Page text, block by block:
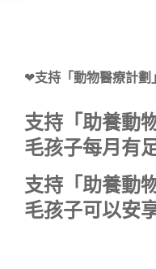
❤支持「動物醫療計劃
支持 「助養動
毛孩子每月有
支持 「助養動
毛孩子可以安